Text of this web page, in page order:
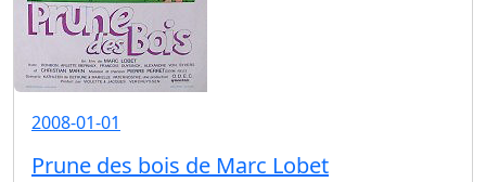
2008-01-01
Prune des bois de Marc Lobet